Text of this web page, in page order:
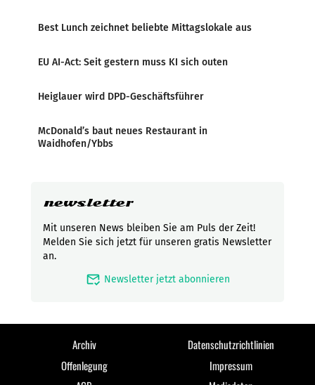
Best Lunch zeichnet beliebte Mittagslokale aus
EU AI-Act: Seit gestern muss KI sich outen
Heiglauer wird DPD-Geschäftsführer
McDonald’s baut neues Restaurant in
Waidhofen/Ybbs
newsletter
Mit unseren News bleiben Sie am Puls der Zeit!
Melden Sie sich jetzt für unseren gratis Newsletter
an.
mark_email_read Newsletter jetzt abonnieren
Archiv
Datenschutzrichtlinien
Offenlegung
Impressum